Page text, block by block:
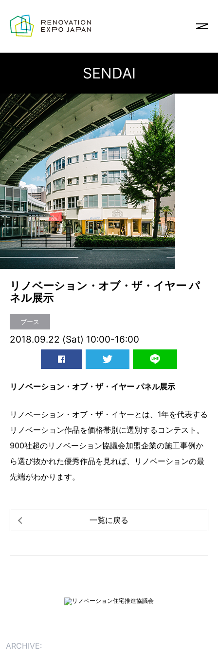
SENDAI
リノベーション・オブ・ザ・イヤー パ
ネル展示
ブース
2018.09.22 (Sat) 10:00-16:00
リノベーション・オブ・ザ・イヤー パネル展示
リノベーション・オブ・ザ・イヤーとは、1年を代表する
リノベーション作品を価格帯別に選別するコンテスト。
900社超のリノベーション協議会加盟企業の施工事例か
ら選び抜かれた優秀作品を見れば、リノベーションの最
先端がわかります。
一覧に戻る
ARCHIVE: